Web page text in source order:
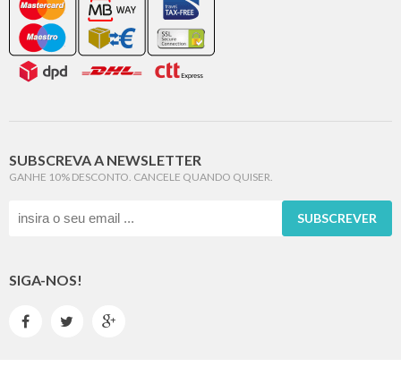
SUBSCREVA A NEWSLETTER
GANHE 10% DESCONTO. CANCELE QUANDO QUISER.
SUBSCREVER
SIGA-NOS!
  